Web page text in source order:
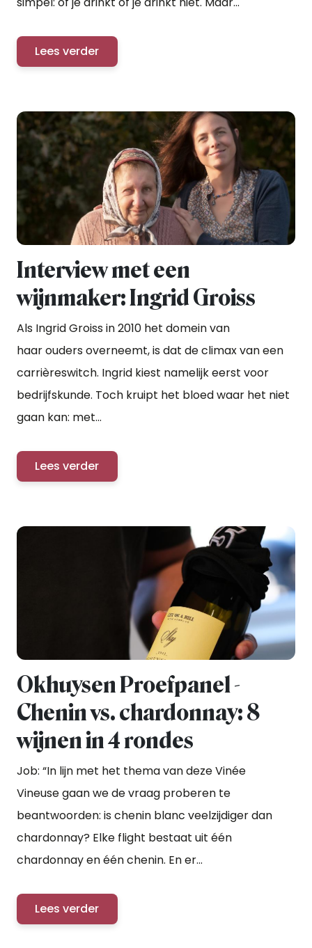
Lees verder
Interview met een
wijnmaker: Ingrid Groiss
Als Ingrid Groiss in 2010 het domein van
haar ouders overneemt, is dat de climax van een
carrièreswitch. Ingrid kiest namelijk eerst voor
bedrijfskunde. Toch kruipt het bloed waar het niet
gaan kan: met...
Lees verder
Okhuysen Proefpanel -
Chenin vs. chardonnay: 8
wijnen in 4 rondes
Job: “In lijn met het thema van deze Vinée
Vineuse gaan we de vraag proberen te
beantwoorden: is chenin blanc veelzijdiger dan
chardonnay? Elke flight bestaat uit één
chardonnay en één chenin. En er...
Lees verder